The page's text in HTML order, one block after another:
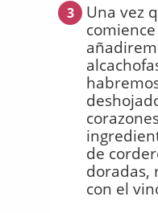
3
Una vez
de
doradas,
con el